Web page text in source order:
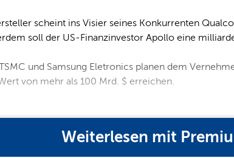
scheint ins Visier seines Konkurrenten
soll der US-Finanzinvestor Apollo eine
und Samsung Eletronics planen dem
von mehr als 100 Mrd. $ erreichen.
Weiterlesen mit